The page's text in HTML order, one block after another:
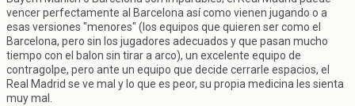
vencer perfectamente al Barcelona así como vienen jugando o a
esas versiones "menores" (los equipos que quieren ser como el
Barcelona, pero sin los jugadores adecuados y que pasan mucho
tiempo con el balon sin tirar a arco), un excelente equipo de
contragolpe, pero ante un equipo que decide cerrarle espacios, el
Real Madrid se ve mal y lo que es peor, su propia medicina les sienta
muy mal.